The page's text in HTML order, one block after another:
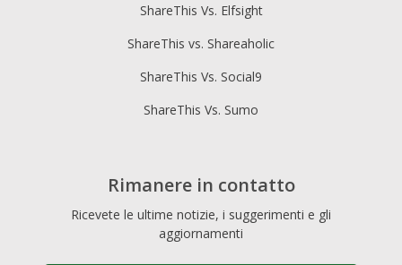
ShareThis Vs. Elfsight
ShareThis vs. Shareaholic
ShareThis Vs. Social9
ShareThis Vs. Sumo
Rimanere in contatto
Ricevete le ultime notizie, i suggerimenti e gli
aggiornamenti